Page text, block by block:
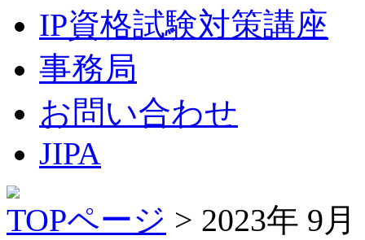
IP資格試験対策講座
事務局
お問い合わせ
JIPA
TOPページ > 2023年 9月